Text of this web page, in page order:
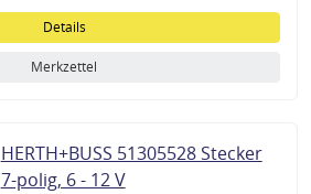
Details
Merkzettel
HERTH+BUSS 51305528 Stecker
7-polig, 6 - 12 V